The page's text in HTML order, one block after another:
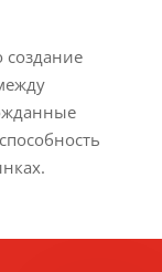
создание